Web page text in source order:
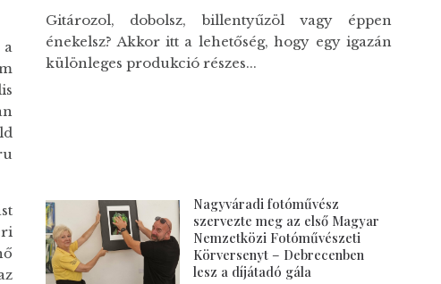
Gitározol, dobolsz, billentyűzöl vagy éppen
énekelsz? Akkor itt a lehetőség, hogy egy igazán
különleges produkció részes...
Nagyváradi fotóművész
szervezte meg az első Magyar
Nemzetközi Fotóművészeti
Körversenyt – Debrecenben
lesz a díjátadó gála